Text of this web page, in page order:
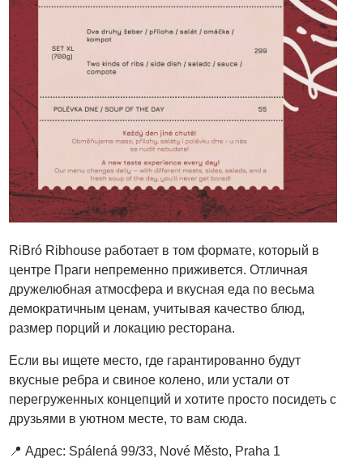
RiBró Ribhouse работает в том формате, который в
центре Праги непременно приживется. Отличная
дружелюбная атмосфера и вкусная еда по весьма
демократичным ценам, учитывая качество блюд,
размер порций и локацию ресторана.
Если вы ищете место, где гарантированно будут
вкусные ребра и свиное колено, или устали от
перегруженных концепций и хотите просто посидеть с
друзьями в уютном месте, то вам сюда.
📍 Адрес: Spálená 99/33, Nové Město, Praha 1